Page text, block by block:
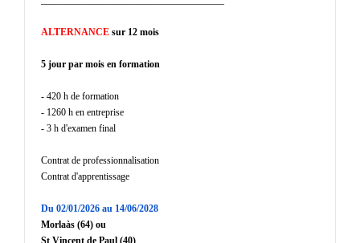
ALTERNANCE sur 12 mois
5 jour par mois en formation
- 420 h de formation
- 1260 h en entreprise
- 3 h d'examen final
Contrat de professionnalisation
Contrat d'apprentissage
Du 02/01/2026 au 14/06/2028
Morlaàs (64) ou
St Vincent de Paul (40)